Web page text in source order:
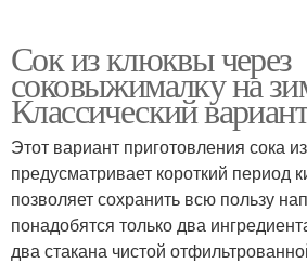
Морс из клюквы
Морс с корнем
Сок из клюквы через
соковыжималку на
Классический вариант
Этот вариант приготовления сока
предусматривает короткий период
позволяет сохранить всю пользу
понадобятся только два
два стакана чистой